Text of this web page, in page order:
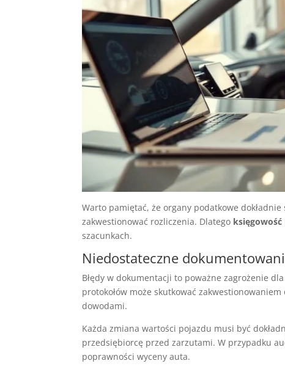
Warto pamiętać, że organy podatkowe
zakwestionować rozliczenia. Dlatego
szacunkach.
Niedostateczne
Błędy w dokumentacji to poważne zagrożenie
protokołów może skutkować zakwestionowaniem
dowodami.
Każda zmiana wartości pojazdu musi być
przedsiębiorcę przed zarzutami. W przypadku
poprawności wyceny auta.